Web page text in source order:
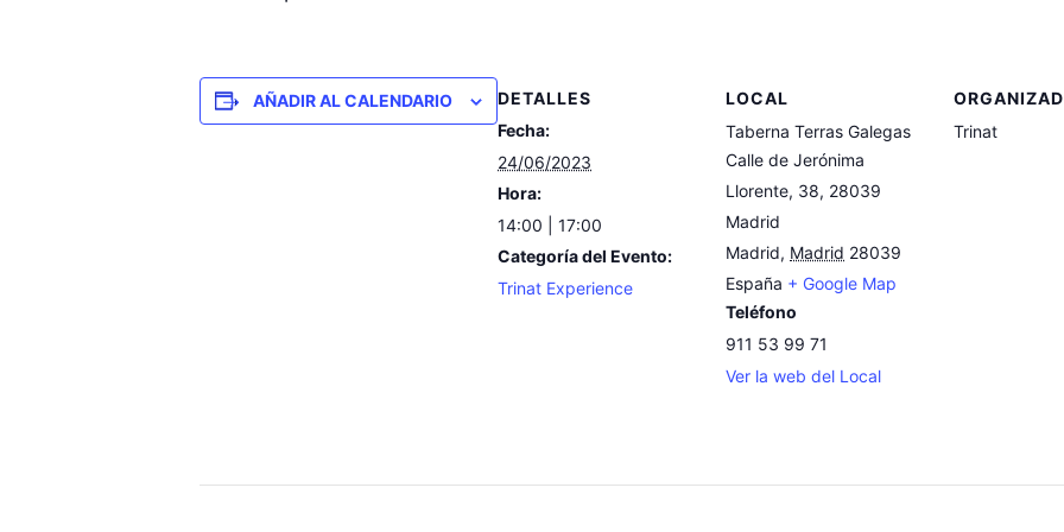
AÑADIR AL CALENDARIO
DETALLES
Fecha:
24/06/2023
Hora:
14:00 | 17:00
Categoría del Evento:
Trinat Experience
LOCAL
Taberna Terras Galegas
Calle de Jerónima
Llorente, 38, 28039
Madrid
Madrid, Madrid 28039
España + Google Map
Teléfono
911 53 99 71
Ver la web del Local
Trinat